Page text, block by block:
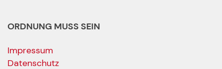
ORDNUNG MUSS SEIN
Impressum
Datenschutz